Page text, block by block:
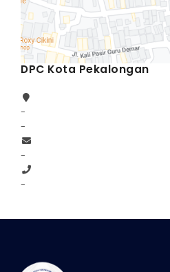
DPC Kota Pekalongan
-
-
-
-